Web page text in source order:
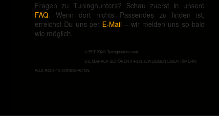
Fragen zu Tuninghunters? Schau zuerst in unsere
FAQ. Wenn dort nichts Passendes zu finden ist,
erreichst Du uns per E-Mail – wir melden uns so bald
wie möglich.
© EST 20XIII Tuninghunters.com
DIE MARKEN GEHÖREN IHREN JEWEILIGEN EIGENTÜMERN.
ALLE RECHTE VORBEHALTEN.